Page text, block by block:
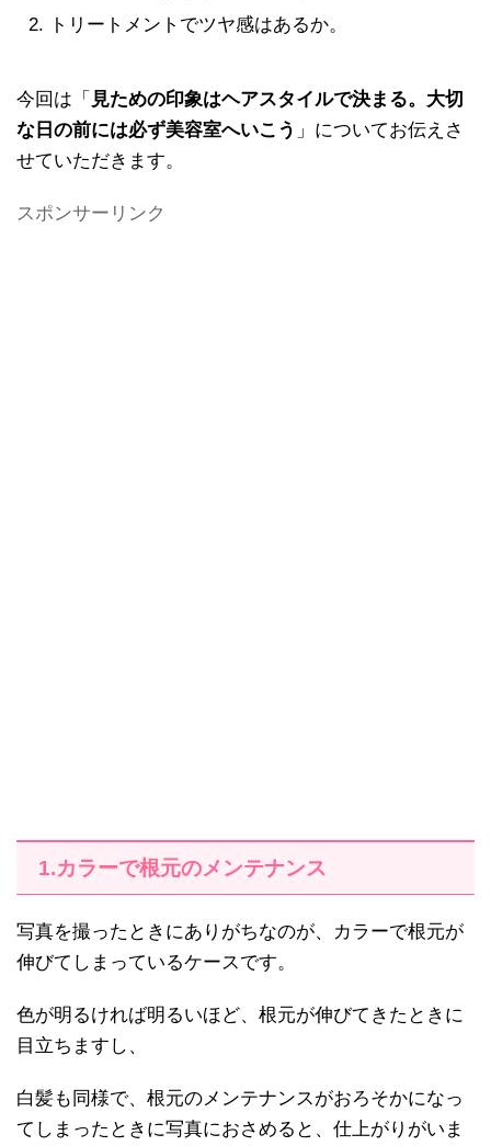
トリートメントでツヤ感はあるか。
今回は「 見ための印象はヘアスタイルで決まる。大切
な日の前には必ず美容室へいこう 」についてお伝えさ
せていただきます。
スポンサーリンク
1.カラーで根元のメンテナンス
写真を撮ったときにありがちなのが、カラーで根元が
伸びてしまっているケースです。
色が明るければ明るいほど、根元が伸びてきたときに
目立ちますし、
白髪も同様で、根元のメンテナンスがおろそかになっ
てしまったときに写真におさめると、仕上がりがいま